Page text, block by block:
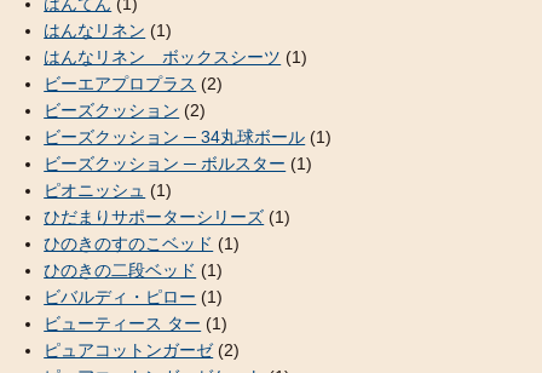
はんなリネン (1)
はんなリネン ボックスシーツ (1)
ビーエアプロプラス (2)
ビーズクッション (2)
ビーズクッション ─ 34丸球ボール (1)
ビーズクッション ─ ボルスター (1)
ピオニッシュ (1)
ひだまりサポーターシリーズ (1)
ひのきのすのこベッド (1)
ひのきの二段ベッド (1)
ビバルディ・ピロー (1)
ビューティース ター (1)
ピュアコットンガーゼ(2)